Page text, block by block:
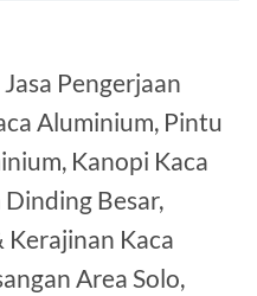
Pengerjaan
Aluminium, Pintu
Kanopi Kaca
Besar,
Kerajinan Kaca
Area Solo,